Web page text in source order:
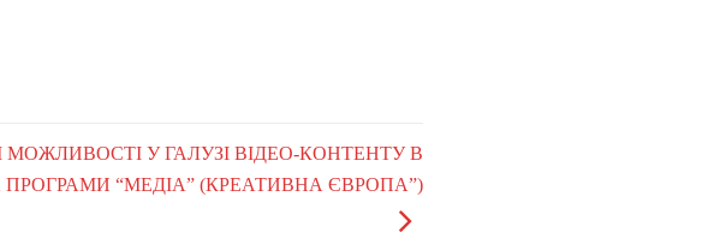
МОЖЛИВОСТІ У ГАЛУЗІ ВІДЕО-КОНТЕНТУ В
“МЕДІА” (КРЕАТИВНА ЄВРОПА”)